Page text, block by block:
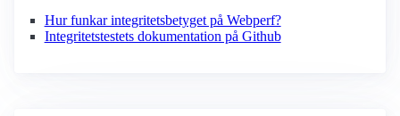
Hur funkar integritetsbetyget på Webperf?
Integritetstestets dokumentation på Github